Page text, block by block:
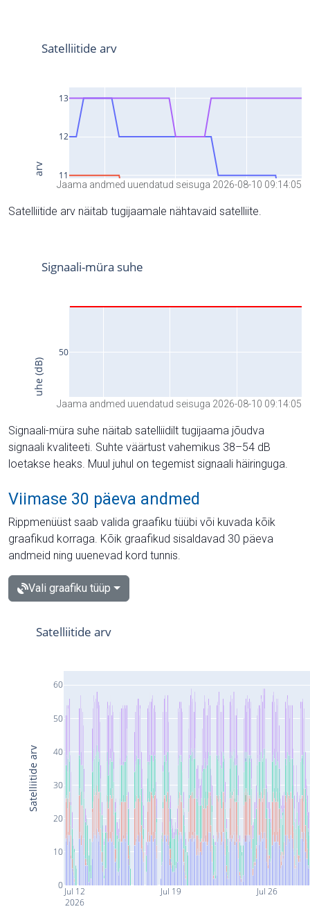
Jaama andmed uuendatud seisuga 2026-08-10 09:14:05
Satelliitide arv näitab tugijaamale nähtavaid satelliite.
Jaama andmed uuendatud seisuga 2026-08-10 09:14:05
Signaali-müra suhe näitab satelliidilt tugijaama jõudva
signaali kvaliteeti. Suhte väärtust vahemikus 38–54 dB
loetakse heaks. Muul juhul on tegemist signaali häiringuga.
Viimase 30 päeva andmed
Rippmenüüst saab valida graafiku tüübi või kuvada kõik
graafikud korraga. Kõik graafikud sisaldavad 30 päeva
andmeid ning uuenevad kord tunnis.
Vali graafiku tüüp
Jul 12
2026
Jul 19 Jul 26
0
10
20
30
40
50
60
Satelliitide arv
Satelliitide arv